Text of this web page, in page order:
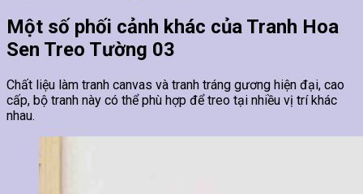
Một số phối cảnh khác của Tranh Hoa
Sen Treo Tường 03
Chất liệu làm tranh canvas và tranh tráng gương hiện đại, cao
cấp, bộ tranh này có thể phù hợp để treo tại nhiều vị trí khác
nhau.